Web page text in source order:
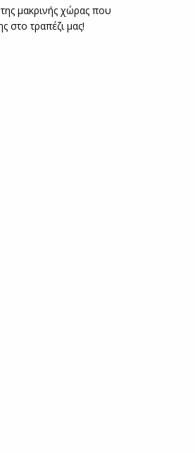
μακρινής χώρας που
στο τραπέζι μας!